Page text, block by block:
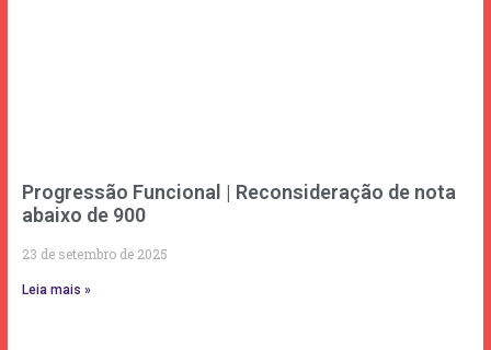
Progressão Funcional | Reconsideração de nota
abaixo de 900
23 de setembro de 2025
Leia mais »